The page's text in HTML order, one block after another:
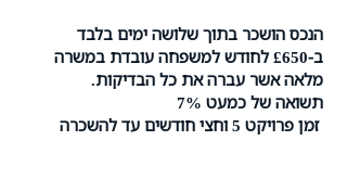
הנכס הושכר בתוך שלושה ימים בלבד
ב-£650 לחודש למשפחה עובדת במשרה
מלאה אשר עברה את כל הבדיקות.
תשואה של כמעט 7%
זמן פרויקט 5 וחצי חודשים עד להשכרה